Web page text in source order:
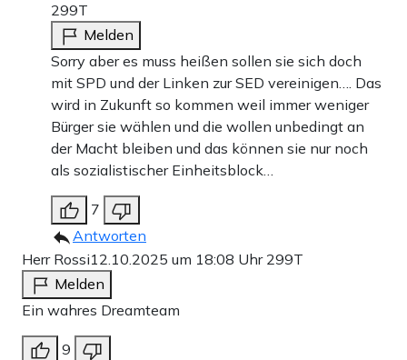
299T
Melden
Sorry aber es muss heißen sollen sie sich doch
mit SPD und der Linken zur SED vereinigen…. Das
wird in Zukunft so kommen weil immer weniger
Bürger sie wählen und die wollen unbedingt an
der Macht bleiben und das können sie nur noch
als sozialistischer Einheitsblock…
7
Antworten
Herr Rossi12.10.2025 um 18:08 Uhr 299T
Melden
Ein wahres Dreamteam
9